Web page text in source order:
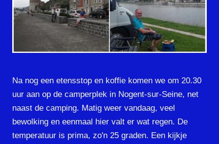
Na nog een etensstop en koffie komen we om 20.30
uur aan op de camperplek in Nogent-sur-Seine, net
naast de camping. Matig weer vandaag, veel
bewolking en eenmaal hier valt er wat regen. De
temperatuur is prima, zo'n 25 graden. Een kijkje